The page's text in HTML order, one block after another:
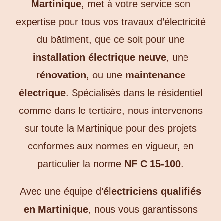
Martinique, met à votre service son
expertise pour tous vos travaux d’électricité
du bâtiment, que ce soit pour une
installation électrique neuve, une
rénovation, ou une maintenance
électrique. Spécialisés dans le résidentiel
comme dans le tertiaire, nous intervenons
sur toute la Martinique pour des projets
conformes aux normes en vigueur, en
particulier la norme NF C 15-100.
Avec une équipe d’électriciens qualifiés
en Martinique, nous vous garantissons